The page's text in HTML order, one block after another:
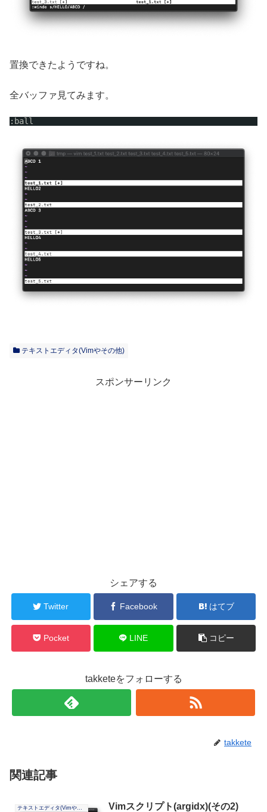
置換できたようですね。
全バッファ見てみます。
:ball
テキストエディタ(Vimやその他)
スポンサーリンク
シェアする
Twitter Facebook はてブ
Pocket LINE コピー
takketeをフォローする
takkete
関連記事
テキストエディタ(Vimやその他) Vimスクリプト(argidx)(その2)